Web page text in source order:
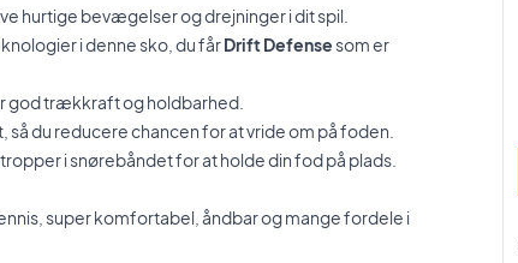
hurtige bevægelser og drejninger i dit spil.
i denne sko, du fårDrift Defense som er
god trækkraft og holdbarhed.
du reducere chancen for at vride om på foden.
i snørebåndet for at holde din fod på plads.
super komfortabel, åndbar og mange fordele i